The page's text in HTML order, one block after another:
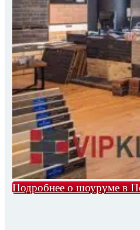
Подробнее о шоуруме в